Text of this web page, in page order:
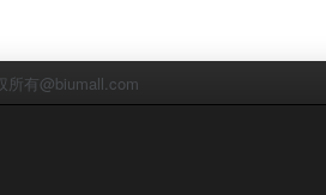
所有@biumall.com